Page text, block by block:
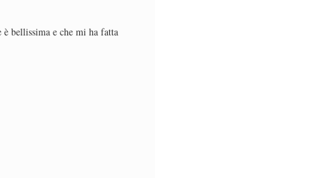
bellissima e che mi ha fatta